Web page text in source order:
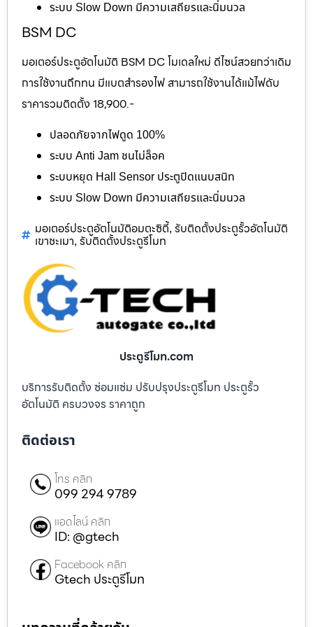
ระบบ Slow Down มีความเสถียรและนิ่มนวล
BSM DC
มอเตอร์ประตูอัตโนมัติ BSM DC โมเดลใหม่ ดีไซน์สวยกว่าเดิม
การใช้งานถึกทน มีแบตสำรองไฟ สามารถใช้งานได้แม้ไฟดับ
ราคารวมติดตั้ง 18,900.-
ปลอดภัยจากไฟดูด 100%
ระบบ Anti Jam ชนไม่ล็อค
ระบบหยุด Hall Sensor ประตูปิดแนบสนิท
ระบบ Slow Down มีความเสถียรและนิ่มนวล
มอเตอร์ประตูอัตโนมัติอมตะซิตี้, รับติดตั้งประตูรั้วอัตโนมัติ
เขาชะเมา, รับติดตั้งประตูรีโมท
ประตูรีโมท.com
บริการรับติดตั้ง ซ่อมแซ่ม ปรับปรุงประตูรีโมท ประตูรั้ว
อัตโนมัติ ครบวงจร ราคาถูก
ติดต่อเรา
โทร คลิก
099 294 9789
แอดไลน์ คลิก
ID: @gtech
Facebook คลิก
Gtech ประตูรีโมท